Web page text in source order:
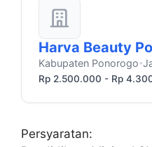
Harva Beauty
Kabupaten Ponorogo•
Rp 2.500.000 - Rp
Persyaratan: